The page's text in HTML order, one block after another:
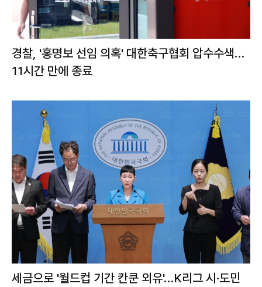
경찰, '홍명보 선임 의혹' 대한축구협회 압수수색…
11시간 만에 종료
세금으로 '월드컵 기간 칸쿤 외유'…K리그 시·도민